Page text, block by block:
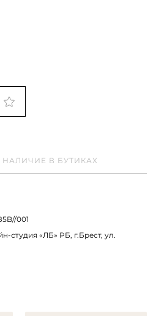
НАЛИЧИЕ В БУТИКАХ
001
студия «ЛБ» РБ, г.Брест, ул.